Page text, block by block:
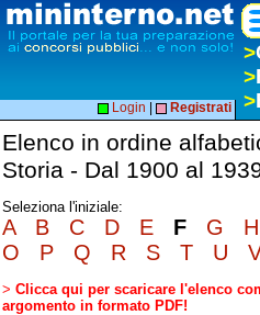
>
>
>
Login Registrati
Elenco in ordine
Storia - Dal 1900 al
Seleziona l'iniziale:
A B C D E F G H
O
P Q R S T U
> Clicca qui per scaricare l'elenco
argomento in formato PDF!